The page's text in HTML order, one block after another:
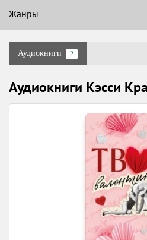
Жанры
Аудиокниги 2
Аудиокниги Кэсси